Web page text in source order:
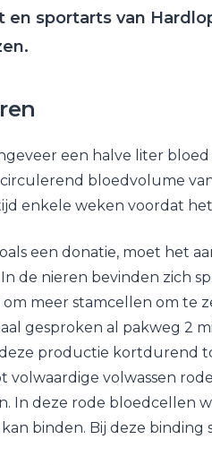
en sportarts van
een halve liter
circulerend bloedvolume
enkele weken voordat
een donatie, moet het
de nieren bevinden zich
meer stamcellen om te
gesproken al pakweg 2
productie kortdurend
volwaardige volwassen
In deze rode bloedcellen
binden. Bij deze